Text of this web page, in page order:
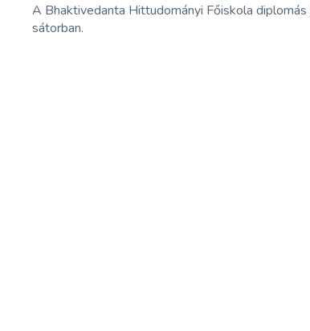
A Bhaktivedanta Hittudományi Főiskola
sátorban.